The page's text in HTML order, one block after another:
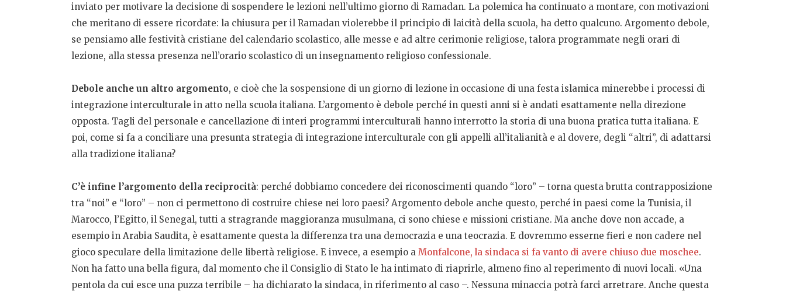
inviato per motivare la decisione di sospendere le lezioni nell’ultimo giorno di Ramadan. La polemica ha continuato a montare, con motivazioni
che meritano di essere ricordate: la chiusura per il Ramadan violerebbe il principio di laicità della scuola, ha detto qualcuno. Argomento debole,
se pensiamo alle festività cristiane del calendario scolastico, alle messe e ad altre cerimonie religiose, talora programmate negli orari di
lezione, alla stessa presenza nell’orario scolastico di un insegnamento religioso confessionale.
Debole anche un altro argomento, e cioè che la sospensione di un giorno di lezione in occasione di una festa islamica minerebbe i processi di
integrazione interculturale in atto nella scuola italiana. L’argomento è debole perché in questi anni si è andati esattamente nella direzione
opposta. Tagli del personale e cancellazione di interi programmi interculturali hanno interrotto la storia di una buona pratica tutta italiana. E
poi, come si fa a conciliare una presunta strategia di integrazione interculturale con gli appelli all’italianità e al dovere, degli “altri”, di adattarsi
alla tradizione italiana?
C’è infine l’argomento della reciprocità: perché dobbiamo concedere dei riconoscimenti quando “loro” – torna questa brutta contrapposizione
tra “noi” e “loro” – non ci permettono di costruire chiese nei loro paesi? Argomento debole anche questo, perché in paesi come la Tunisia, il
Marocco, l’Egitto, il Senegal, tutti a stragrande maggioranza musulmana, ci sono chiese e missioni cristiane. Ma anche dove non accade, a
esempio in Arabia Saudita, è esattamente questa la differenza tra una democrazia e una teocrazia. E dovremmo esserne fieri e non cadere nel
gioco speculare della limitazione delle libertà religiose. E invece, a esempio a Monfalcone, la sindaca si fa vanto di avere chiuso due moschee.
Non ha fatto una bella figura, dal momento che il Consiglio di Stato le ha intimato di riaprirle, almeno fino al reperimento di nuovi locali. «Una
pentola da cui esce una puzza terribile – ha dichiarato la sindaca, in riferimento al caso –. Nessuna minaccia potrà farci arretrare. Anche questa